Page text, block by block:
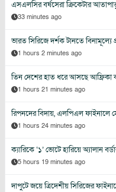
এসএলসির বর্ষসেরা ক্রিকেটার
33 minutes ago
ভারত সিরিজে দর্শক টানতে বিনামূল্যে
1 hours 2 minutes ago
তিন দেশের হাত ধরে আসছে আফ্রিকা
1 hours 21 minutes ago
রিপনদের বিদায়, এলপিএল ফাইনালে
1 hours 24 minutes ago
ক্যারিকে ‘১’ ভোটে হারিয়ে অ্যালান
5 hours 19 minutes ago
দাপুটে জয়ে ত্রিদেশীয় সিরিজের